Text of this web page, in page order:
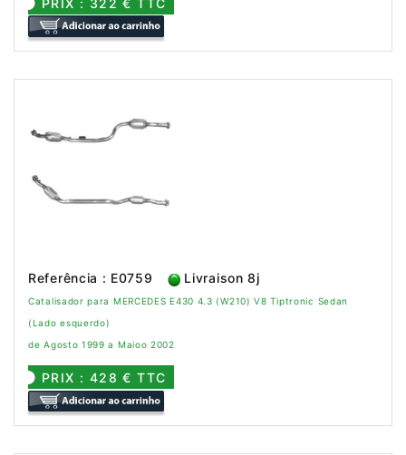
Referência : E0759 Livraison 8j
Catalisador para MERCEDES E430 4.3 (W210) V8 Tiptronic Sedan
(Lado esquerdo)
de Agosto 1999 a Maioo 2002
PRIX : 428 € TTC